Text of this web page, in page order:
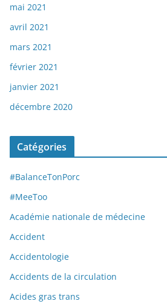
mai 2021
avril 2021
mars 2021
février 2021
janvier 2021
décembre 2020
Catégories
#BalanceTonPorc
#MeeToo
Académie nationale de médecine
Accident
Accidentologie
Accidents de la circulation
Acides gras trans